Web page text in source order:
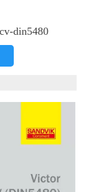
din5480